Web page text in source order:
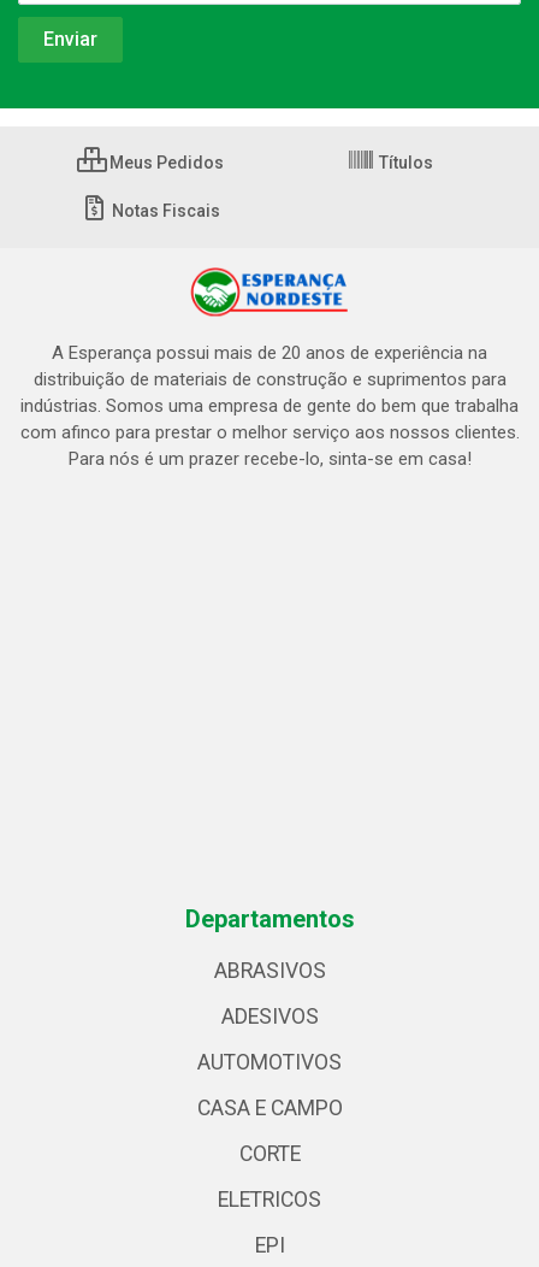
Meus Pedidos Títulos
Notas Fiscais
A Esperança possui mais de 20 anos de experiência na
distribuição de materiais de construção e suprimentos para
indústrias. Somos uma empresa de gente do bem que trabalha
com afinco para prestar o melhor serviço aos nossos clientes.
Para nós é um prazer recebe-lo, sinta-se em casa!
Departamentos
ABRASIVOS
ADESIVOS
AUTOMOTIVOS
CASA E CAMPO
CORTE
ELETRICOS
EPI